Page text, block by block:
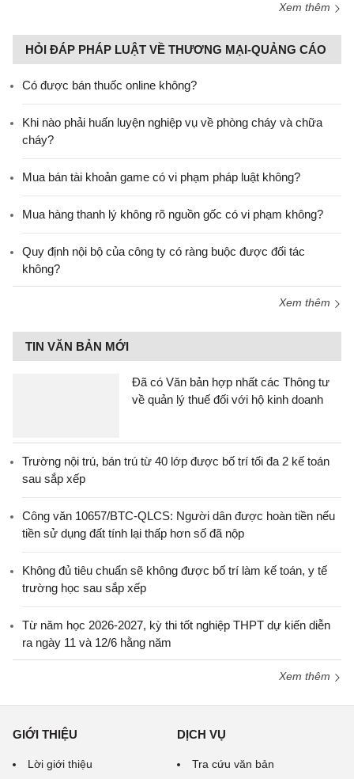
Xem thêm
HỎI ĐÁP PHÁP LUẬT VỀ THƯƠNG MẠI-QUẢNG CÁO
Có được bán thuốc online không?
Khi nào phải huấn luyện nghiệp vụ về phòng cháy và chữa
cháy?
Mua bán tài khoản game có vi phạm pháp luật không?
Mua hàng thanh lý không rõ nguồn gốc có vi phạm không?
Quy định nội bộ của công ty có ràng buộc được đối tác
không?
Xem thêm
TIN VĂN BẢN MỚI
Đã có Văn bản hợp nhất các Thông tư
về quản lý thuế đối với hộ kinh doanh
Trường nội trú, bán trú từ 40 lớp được bố trí tối đa 2 kế toán
sau sắp xếp
Công văn 10657/BTC-QLCS: Người dân được hoàn tiền nếu
tiền sử dụng đất tính lại thấp hơn số đã nộp
Không đủ tiêu chuẩn sẽ không được bố trí làm kế toán, y tế
trường học sau sắp xếp
Từ năm học 2026-2027, kỳ thi tốt nghiệp THPT dự kiến diễn
ra ngày 11 và 12/6 hằng năm
Xem thêm
GIỚI THIỆU
Lời giới thiệu
DỊCH VỤ
Tra cứu văn bản